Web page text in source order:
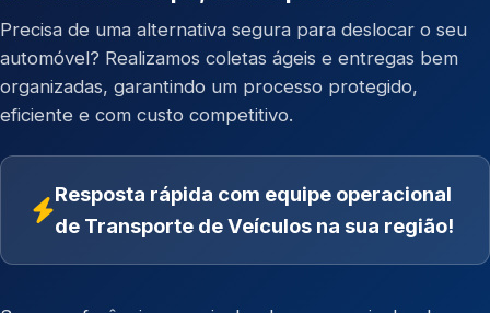
Precisa de uma alternativa segura para deslocar o seu
automóvel? Realizamos coletas ágeis e entregas bem
organizadas, garantindo um processo protegido,
eficiente e com custo competitivo.
Resposta rápida com equipe operacional
de Transporte de Veículos na sua região!